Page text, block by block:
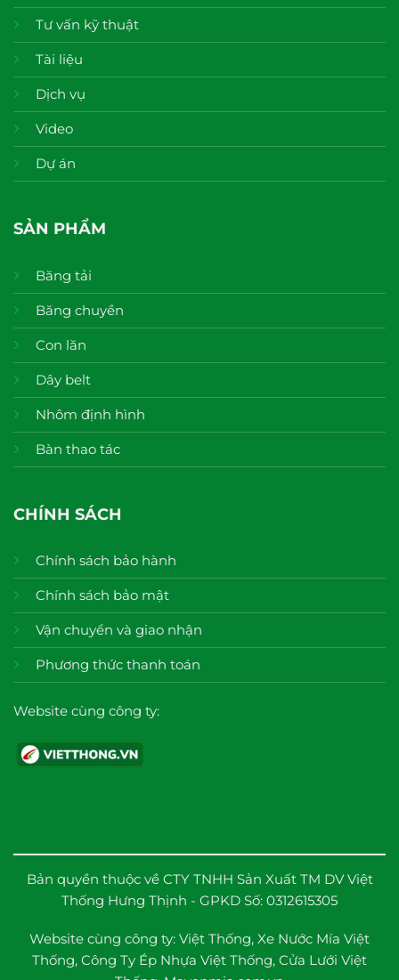
Tư vấn kỹ thuật
Tài liệu
Dịch vụ
Video
Dự án
SẢN PHẨM
Băng tải
Băng chuyền
Con lăn
Dây belt
Nhôm định hình
Bàn thao tác
CHÍNH SÁCH
Chính sách bảo hành
Chính sách bảo mật
Vận chuyển và giao nhận
Phương thức thanh toán
Website cùng công ty:
Bản quyền thuộc về CTY TNHH Sản Xuất TM DV Việt
Thống Hưng Thịnh - GPKD Số: 0312615305
Website cùng công ty: Việt Thống, Xe Nước Mía Việt
Thống, Công Ty Ép Nhựa Việt Thống, Cửa Lưới Việt